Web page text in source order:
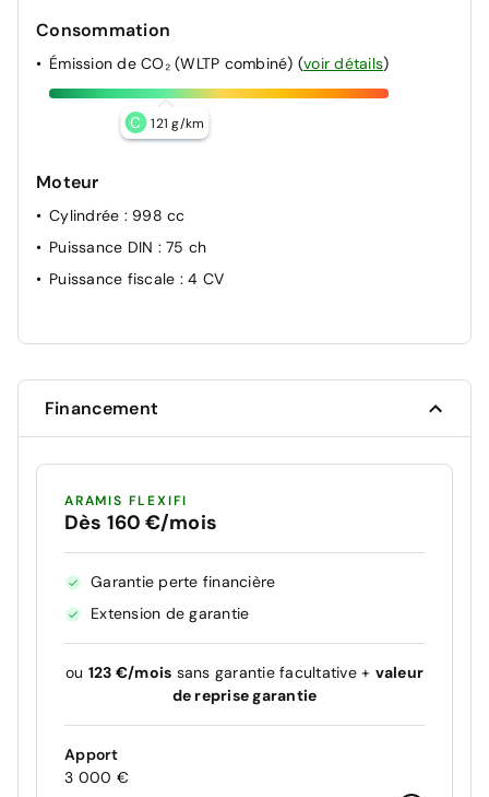
Consommation
Émission de CO₂ (WLTP combiné) (voir détails)
C 121 g/km
Moteur
Cylindrée : 998 cc
Puissance DIN : 75 ch
Puissance fiscale : 4 CV
Financement
ARAMIS FLEXIFI
Dès 160 €/mois
Garantie perte financière
Extension de garantie
ou 123 €/mois sans garantie facultative + valeur
de reprise garantie
Apport
3 000 €